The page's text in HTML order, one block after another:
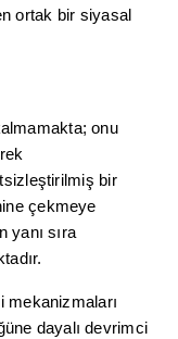
ortak bir siyasal
onu
bir
çekmeye
yanı sıra
mekanizmaları
dayalı devrimci